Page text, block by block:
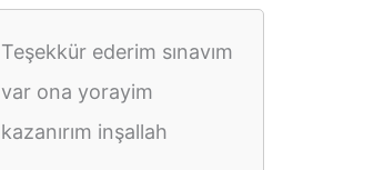
Teşekkür ederim sınavım
var ona yorayim
kazanırım inşallah